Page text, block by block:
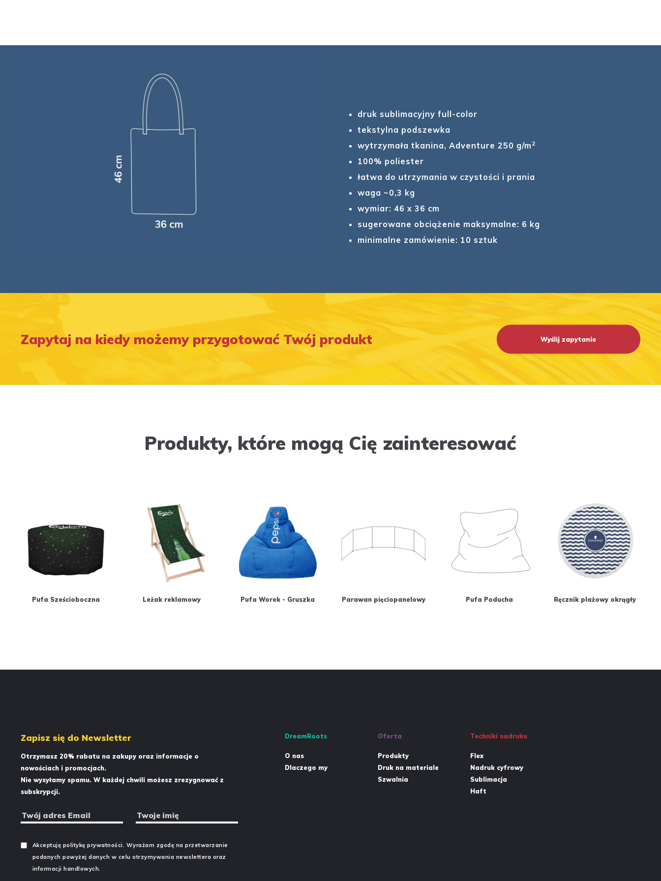
druk sublimacyjny full-color
tekstylna podszewka
wytrzymała tkanina, Adventure 250 g/m 2
100% poliester
łatwa do utrzymania w czystości i prania
waga ~0,3 kg
wymiar: 46 x 36 cm
sugerowane obciążenie maksymalne: 6 kg
minimalne zamówienie: 10 sztuk
Zapytaj na kiedy możemy przygotować Twój produkt Wyślij zapytanie
Produkty, które mogą Cię zainteresować
Pufa Sześcioboczna Leżak reklamowy Pufa Worek - Gruszka Parawan pięciopanelowy Pufa Poducha Ręcznik plażowy okrągły
Zapisz się do Newsletter
Otrzymasz 20% rabatu na zakupy oraz informacje o
nowościach i promocjach.
Nie wysyłamy spamu. W każdej chwili możesz zrezygnować z
subskrypcji.
Akceptuję politykę prywatności. Wyrażam zgodę na prze­twa­rza­nie
po­da­nych powyżej danych w celu otrzy­my­wa­nia new­slet­tera oraz
informacji handlowych.
DreamRoots
O nas
Dlaczego my
Oferta
Produkty
Druk na materiale
Szwalnia
Techniki nadruku
Flex
Nadruk cyfrowy
Sublimacja
Haft